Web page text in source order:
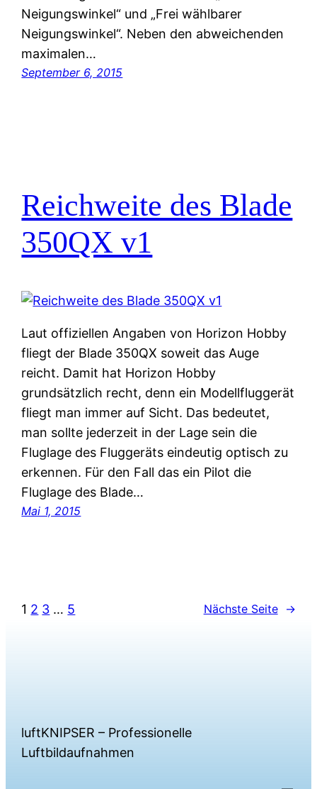
Neigungswinkel“ und „Frei wählbarer
Neigungswinkel“. Neben den abweichenden
maximalen…
September 6, 2015
Reichweite des Blade
350QX v1
Laut offiziellen Angaben von Horizon Hobby
fliegt der Blade 350QX soweit das Auge
reicht. Damit hat Horizon Hobby
grundsätzlich recht, denn ein Modellfluggerät
fliegt man immer auf Sicht. Das bedeutet,
man sollte jederzeit in der Lage sein die
Fluglage des Fluggeräts eindeutig optisch zu
erkennen. Für den Fall das ein Pilot die
Fluglage des Blade…
Mai 1, 2015
1 2 3 … 5 Nächste Seite →
luftKNIPSER – Professionelle
Luftbildaufnahmen